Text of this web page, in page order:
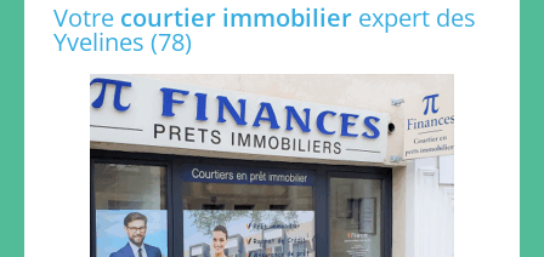
Votre courtier immobilier expert des
Yvelines (78)